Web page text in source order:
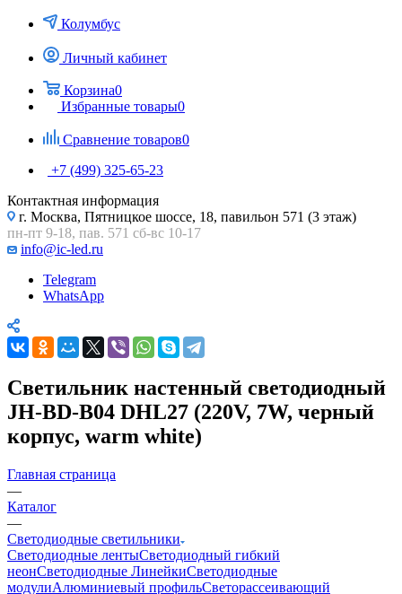
Колумбус
Личный кабинет
Корзина0
Избранные товары0
Сравнение товаров0
+7 (499) 325-65-23
Контактная информация
г. Москва, Пятницкое шоссе, 18, павильон 571 (3 этаж)
пн-пт 9-18, пав. 571 сб-вс 10-17
info@ic-led.ru
Telegram
WhatsApp
Светильник настенный светодиодный
JH-BD-B04 DHL27 (220V, 7W, черный
корпус, warm white)
Главная страница
—
Каталог
—
Светодиодные светильники
Светодиодные лентыСветодиодный гибкий
неонСветодиодные ЛинейкиСветодиодные
модулиАлюминиевый профильСветорассеивающий